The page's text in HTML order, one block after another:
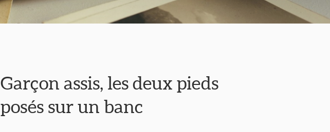
Garçon assis, les deux pieds
posés sur un banc